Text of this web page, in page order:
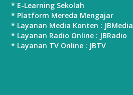
* E-Learning Sekolah
* Platform Mereda Mengajar
* Layanan Media Konten : JBMedia
* Layanan Radio Online : JBRadio
* Layanan TV Online : JBTV